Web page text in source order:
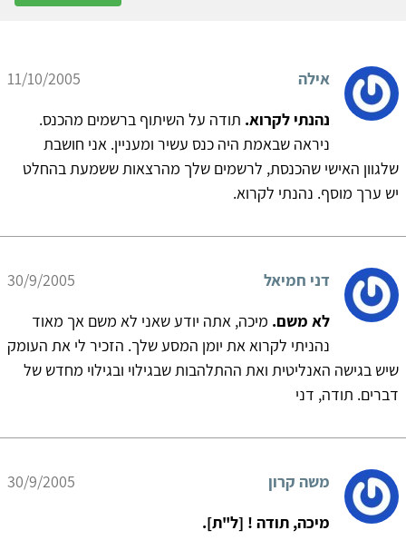
אילה
11/10/2005
נהנתי לקרוא. תודה על השיתוף ברשמים מהכנס.
ניראה שבאמת היה כנס עשיר ומעניין. אני חושבת
שלגוון האישי שהכנסת, לרשמים שלך מהרצאות ששמעת בהחלט
יש ערך מוסף. נהנתי לקרוא.
דני חמיאל
30/9/2005
לא משם. מיכה, אתה יודע שאני לא משם אך מאוד
נהניתי לקרוא את יומן המסע שלך. הזכיר לי את העומק
שיש בגישה האנליטית ואת ההתלהבות שבגילוי ובגילוי מחדש של
דברים. תודה, דני
משה קרון
30/9/2005
מיכה, תודה ! [ל"ת].